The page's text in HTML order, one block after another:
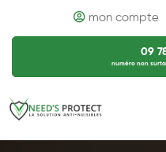
mon compte
09
numéro non